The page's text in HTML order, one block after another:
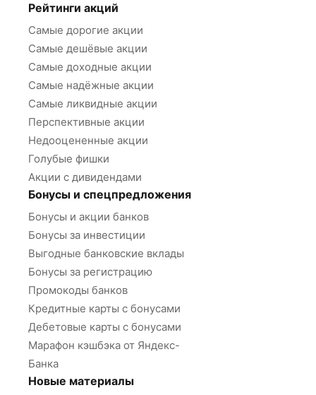
Рейтинги акций
Самые дорогие акции
Самые дешёвые акции
Самые доходные акции
Самые надёжные акции
Самые ликвидные акции
Перспективные акции
Недооцененные акции
Голубые фишки
Акции с дивидендами
Бонусы и спецпредложения
Бонусы и акции банков
Бонусы за инвестиции
Выгодные банковские вклады
Бонусы за регистрацию
Промокоды банков
Кредитные карты с бонусами
Дебетовые карты с бонусами
Марафон кэшбэка от Яндекс-
Банка
Новые материалы